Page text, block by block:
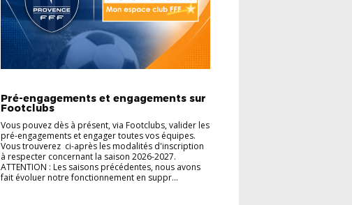
Pré-engagements et engagements sur
Footclubs
Vous pouvez dès à présent, via Footclubs, valider les
pré-engagements et engager toutes vos équipes.
Vous trouverez ci-après les modalités d'inscription
à respecter concernant la saison 2026-2027.
ATTENTION : Les saisons précédentes, nous avons
fait évoluer notre fonctionnement en suppr...